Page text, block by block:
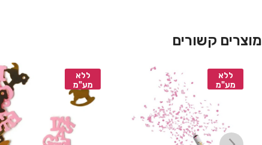
מוצרים קשורים
ללא
מע"מ
ללא
מע"מ